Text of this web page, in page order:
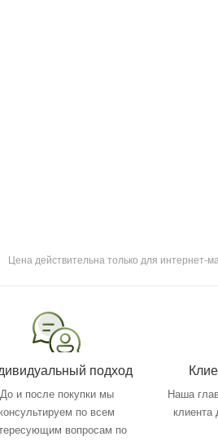
Цена действительна только для интернет-
подход
До и после покупки мы
консультируем по всем
вопросам по
Наша
клиента